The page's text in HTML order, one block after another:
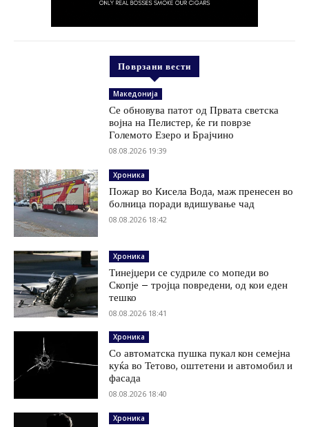
Поврзани вести
Македонија
Се обновува патот од Првата светска
војна на Пелистер, ќе ги поврзе
Големото Езеро и Брајчино
08.08.2026 19:39
Хроника
Пожар во Кисела Вода, маж пренесен во
болница поради вдишување чад
08.08.2026 18:42
Хроника
Тинејџери се судриле со мопеди во
Скопје – тројца повредени, од кои еден
тешко
08.08.2026 18:41
Хроника
Со автоматска пушка пукал кон семејна
куќа во Тетово, оштетени и автомобил и
фасада
08.08.2026 18:40
Хроника